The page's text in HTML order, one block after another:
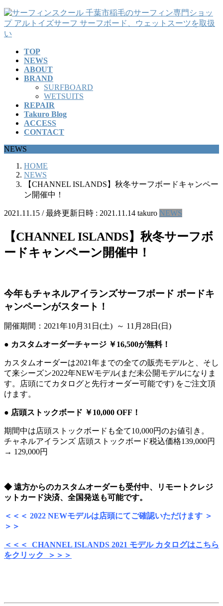
コ
ン
テ
ナ
ビ
ゲ
TOP
NEWS
ABOUT
BRAND
SURFBOARD
WETSUITS
REPAIR
Takuro Blog
ACCESS
CONTACT
NEWS
HOME
NEWS
【CHANNEL ISLANDS】秋冬サーフボードキャンペー
ン開催中！
2021.11.15 / 最終更新日時 : 2021.11.14 takuro NEWS
【CHANNEL ISLANDS】秋冬サーフボ
ードキャンペーン開催中！
今年もチャネルアイランズサーフボード ボードキ
ャンペーンがスタート！
開催期間：2021年10月31日(土) ～ 11月28日(日)
● カスタムオーダーチャージ ￥16,500が無料！
カスタムオーダーは2021年までの全ての販売モデルと、そし
て来シーズン2022年NEWモデル(まだ未公開モデルになりま
す。店頭にてカタログと先行オーダー可能です) をご注文頂
けます。
● 店頭ストックボード ￥10,000 OFF！
期間中は店頭ストックボードも全て10,000円のお値引き。
チャネルアイランズ 店頭ストックボード税込価格139,000円
→ 129,000円
◆ 遠方からのカスタムオーダーも受付中、リモートクレジ
ットカード決済、全国発送も可能です。
＜＜＜ 2022 NEWモデルは店頭にてご確認いただけます ＞
＞＞
＜＜＜ CHANNEL ISLANDS 2021 モデル カタログはこちら
をクリック ＞＞＞